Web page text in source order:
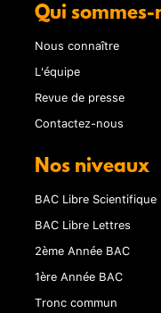
Qui sommes-
Nous connaître
L'équipe
Revue de presse
Contactez-nous
Nos niveaux
BAC Libre Scientifique
BAC Libre Lettres
2ème Année BAC
1ère Année BAC
Tronc commun